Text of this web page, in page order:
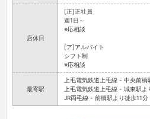
店休日
[正]正社員
週1日～
※応相談
[ア]アルバイト
シフト制
※応相談
最寄駅
上毛電気鉄道上毛線 - 中央前橋
上毛電気鉄道上毛線 - 城東駅よ
JR両毛線 - 前橋駅より徒歩11分